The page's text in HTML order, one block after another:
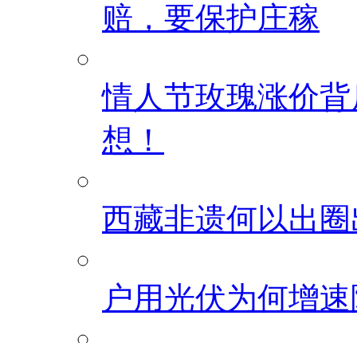
赔，要保护庄稼
情人节玫瑰涨价
想！
西藏非遗何以出
户用光伏为何增